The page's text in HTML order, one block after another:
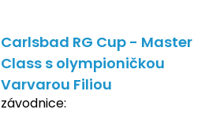
Carlsbad RG Cup - Master
Class s olympioničkou
Varvarou Filiou
závodnice: